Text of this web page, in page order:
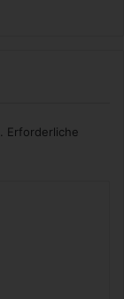
Erforderliche